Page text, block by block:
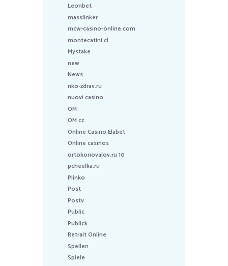
Leonbet
masslinker
mcw-casino-online.com
montecatini.cl
Mystake
new
News
nko-zdrav.ru
nuovi casino
OM
OM cc
Online Casino Elabet
Online casinos
ortokonovalov.ru 10
pcheelka.ru
Plinko
Post
Postv
Public
Publick
Retrait Online
Spellen
Spiele